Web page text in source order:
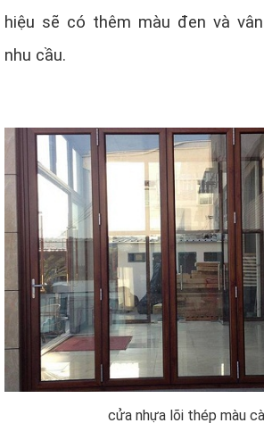
hiệu sẽ có thêm màu đen và
nhu cầu.
cửa nhựa lõi thép màu